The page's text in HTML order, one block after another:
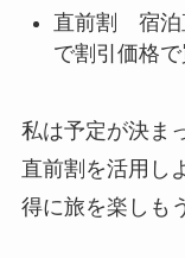
直前割 宿泊
で割引価格
私は予定が決ま
直前割を活用し
得に旅を楽しも